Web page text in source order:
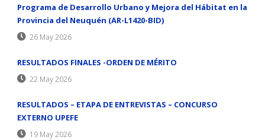
Programa de Desarrollo Urbano y Mejora del Hábitat en la
Provincia del Neuquén (AR-L1420-BID)
26 May 2026
RESULTADOS FINALES -ORDEN DE MÉRITO
22 May 2026
RESULTADOS – ETAPA DE ENTREVISTAS – CONCURSO
EXTERNO UPEFE
19 May 2026